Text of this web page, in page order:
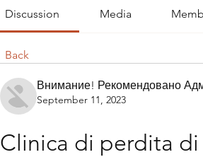
Discussion Media
Back
Внимание! Рекомендовано
September 11, 2023
Clinica di perdita